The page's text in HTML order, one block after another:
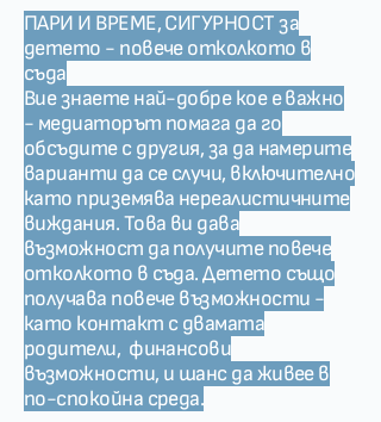
ПАРИ И ВРЕМЕ, СИГУРНОСТ за
детето - повече отколкото в
съда
Вие знаете най-добре кое е важно
- медиаторът помага да го
обсъдите с другия, за да намерите
варианти да се случи, включително
като приземява нереалистичните
виждания. Това ви дава
възможност да получите повече
отколкото в съда. Детето също
получава повече възможности -
като контакт с двамата
родители, финансови
възможности, и шанс да живее в
по-спокойна среда.